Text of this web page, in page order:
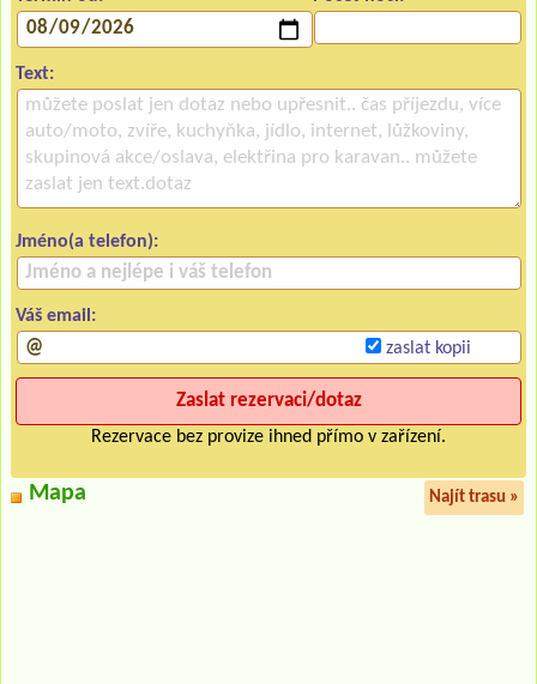
Text:
Jméno(a telefon):
Váš email:
zaslat kopii
Rezervace bez provize ihned přímo v zařízení.
Mapa Najít trasu »